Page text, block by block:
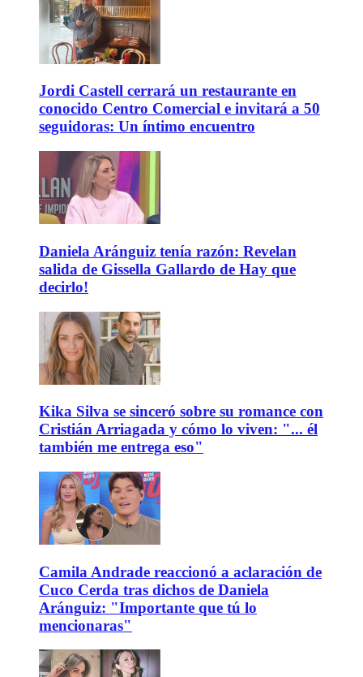
Jordi Castell cerrará un restaurante en
conocido Centro Comercial e invitará a 50
seguidoras: Un íntimo encuentro
Daniela Aránguiz tenía razón: Revelan
salida de Gissella Gallardo de Hay que
decirlo!
Kika Silva se sinceró sobre su romance con
Cristián Arriagada y cómo lo viven: "... él
también me entrega eso"
Camila Andrade reaccionó a aclaración de
Cuco Cerda tras dichos de Daniela
Aránguiz: "Importante que tú lo
mencionaras"